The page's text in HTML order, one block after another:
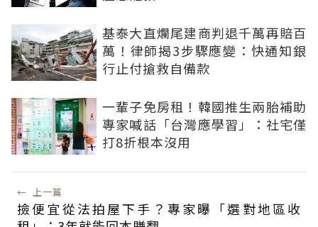
基泰大直爛尾建商判退千萬再賠百
萬！律師揭3步驟應變：快通知銀
行止付搶救自備款
一輩子免房租！韓國推生兩胎補助
專家喊話「台灣應學習」：社宅僅
打8折根本沒用
← 上一篇
撿便宜從法拍屋下手？專家曝「選對地區收